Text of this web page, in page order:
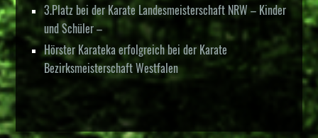
3.Platz bei der Karate Landesmeisterschaft NRW – Kinder
und Schüler –
Hörster Karateka erfolgreich bei der Karate
Bezirksmeisterschaft Westfalen